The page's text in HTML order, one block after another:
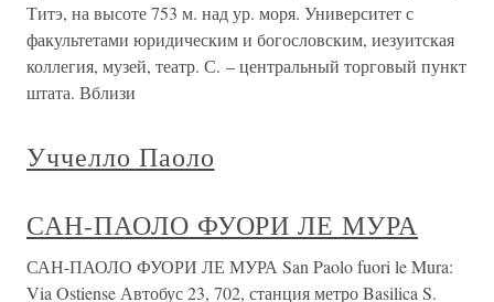
Титэ, на высоте 753 м. над ур. моря. Университет с
факультетами юридическим и богословским, иезуитская
коллегия, музей, театр. С. – центральный торговый пункт
штата. Вблизи
Уччелло Паоло
САН-ПАОЛО ФУОРИ ЛЕ МУРА
САН-ПАОЛО ФУОРИ ЛЕ МУРА San Paolo fuori le Mura:
Via Ostiense Автобус 23, 702, станция метро Basilica S.